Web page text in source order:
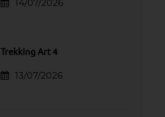
14/07/2026
Trekking Art 4
13/07/2026